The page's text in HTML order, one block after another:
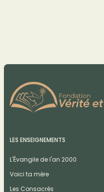
LES ENSEIGNEMENTS
L'Évangile de l'an 2000
Voici ta mère
Les Consacrés